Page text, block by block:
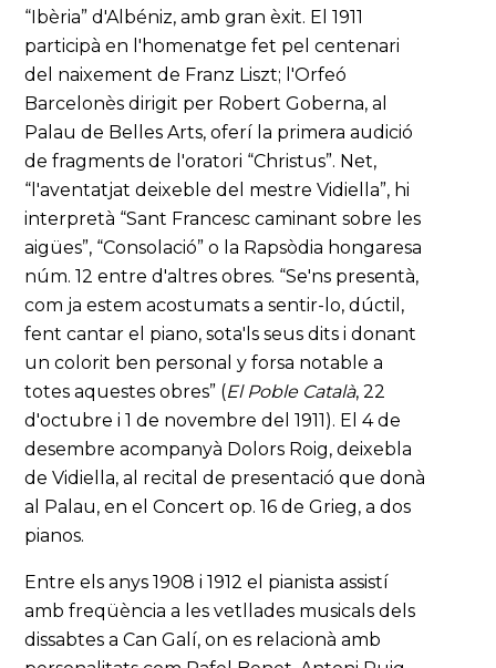
“Ibèria” d'Albéniz, amb gran èxit. El 1911
participà en l'homenatge fet pel centenari
del naixement de Franz Liszt; l'Orfeó
Barcelonès dirigit per Robert Goberna, al
Palau de Belles Arts, oferí la primera audició
de fragments de l'oratori “Christus”. Net,
“l'aventatjat deixeble del mestre Vidiella”, hi
interpretà “Sant Francesc caminant sobre les
aigües”, “Consolació” o la Rapsòdia hongaresa
núm. 12 entre d'altres obres. “Se'ns presentà,
com ja estem acostumats a sentir-lo, dúctil,
fent cantar el piano, sota'ls seus dits i donant
un colorit ben personal y forsa notable a
totes aquestes obres” (El Poble Català, 22
d'octubre i 1 de novembre del 1911). El 4 de
desembre acompanyà Dolors Roig, deixebla
de Vidiella, al recital de presentació que donà
al Palau, en el Concert op. 16 de Grieg, a dos
pianos.
Entre els anys 1908 i 1912 el pianista assistí
amb freqüència a les vetllades musicals dels
dissabtes a Can Galí, on es relacionà amb